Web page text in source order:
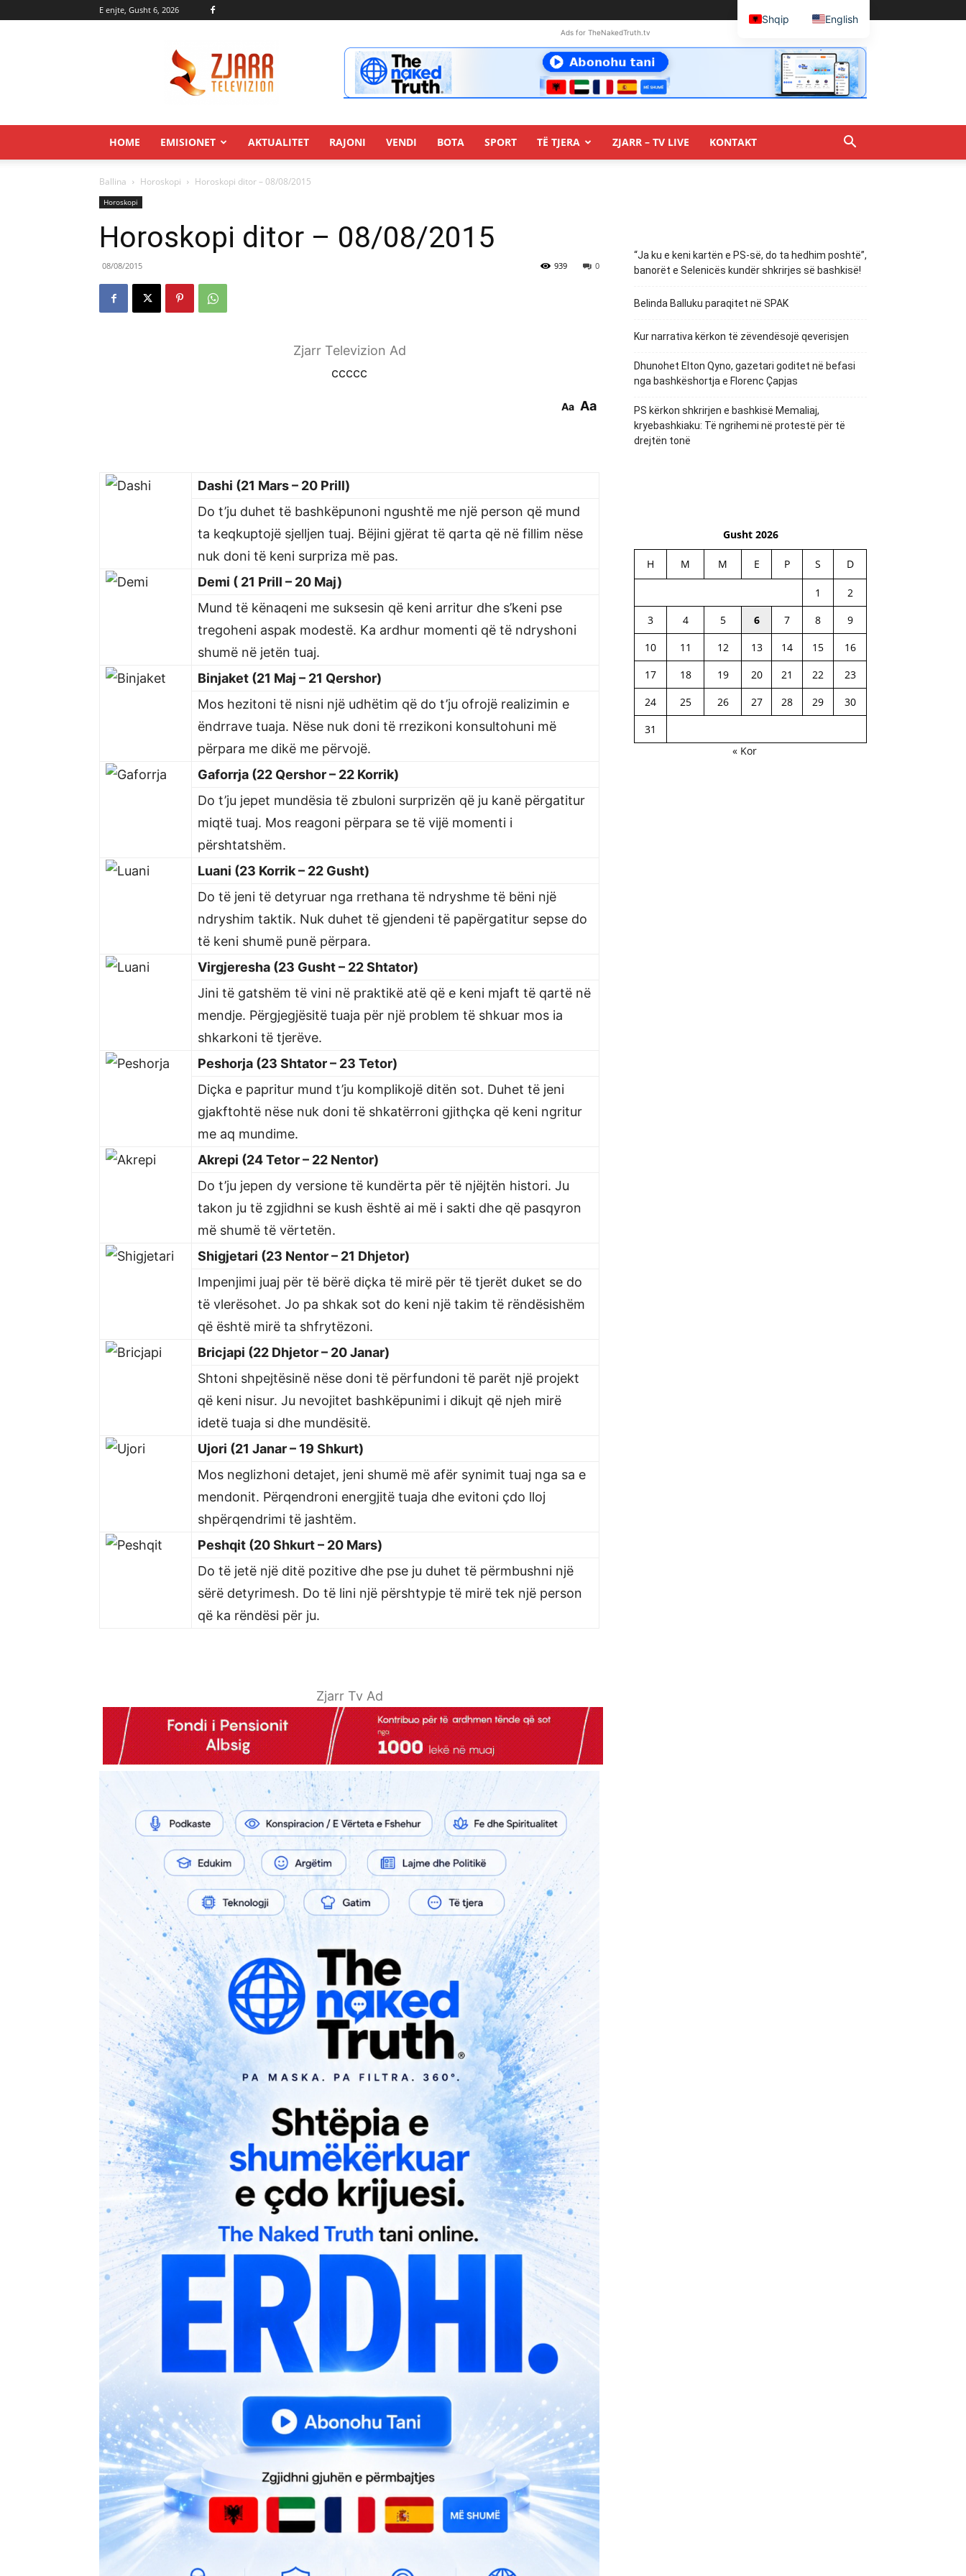
E enjte, Gusht 6, 2026
Ads for TheNakedTruth.tv
HOME EMISIONET AKTUALITET RAJONI VENDI BOTA SPORT TË TJERA ZJARR – TV LIVE KONTAKT
Ballina Horoskopi Horoskopi ditor – 08/08/2015
Horoskopi
Horoskopi ditor – 08/08/2015
08/08/2015 0
939
Zjarr Televizion Ad
ccccc
Aa Aa
Dashi (21 Mars – 20 Prill)
Do t’ju duhet të bashkëpunoni ngushtë me një person që mund
ta keqkuptojë sjelljen tuaj. Bëjini gjërat të qarta që në fillim nëse
nuk doni të keni surpriza më pas.
Demi ( 21 Prill – 20 Maj)
Mund të kënaqeni me suksesin që keni arritur dhe s’keni pse
tregoheni aspak modestë. Ka ardhur momenti që të ndryshoni
shumë në jetën tuaj.
Binjaket (21 Maj – 21 Qershor)
Mos hezitoni të nisni një udhëtim që do t’ju ofrojë realizimin e
ëndrrave tuaja. Nëse nuk doni të rrezikoni konsultohuni më
përpara me dikë me përvojë.
Gaforrja (22 Qershor – 22 Korrik)
Do t’ju jepet mundësia të zbuloni surprizën që ju kanë përgatitur
miqtë tuaj. Mos reagoni përpara se të vijë momenti i
përshtatshëm.
Luani (23 Korrik – 22 Gusht)
Do të jeni të detyruar nga rrethana të ndryshme të bëni një
ndryshim taktik. Nuk duhet të gjendeni të papërgatitur sepse do
të keni shumë punë përpara.
Virgjeresha (23 Gusht – 22 Shtator)
Jini të gatshëm të vini në praktikë atë që e keni mjaft të qartë në
mendje. Përgjegjësitë tuaja për një problem të shkuar mos ia
shkarkoni të tjerëve.
Peshorja (23 Shtator – 23 Tetor)
Diçka e papritur mund t’ju komplikojë ditën sot. Duhet të jeni
gjakftohtë nëse nuk doni të shkatërroni gjithçka që keni ngritur
me aq mundime.
Akrepi (24 Tetor – 22 Nentor)
Do t’ju jepen dy versione të kundërta për të njëjtën histori. Ju
takon ju të zgjidhni se kush është ai më i sakti dhe që pasqyron
më shumë të vërtetën.
Shigjetari (23 Nentor – 21 Dhjetor)
Impenjimi juaj për të bërë diçka të mirë për të tjerët duket se do
të vlerësohet. Jo pa shkak sot do keni një takim të rëndësishëm
që është mirë ta shfrytëzoni.
Bricjapi (22 Dhjetor – 20 Janar)
Shtoni shpejtësinë nëse doni të përfundoni të parët një projekt
që keni nisur. Ju nevojitet bashkëpunimi i dikujt që njeh mirë
idetë tuaja si dhe mundësitë.
Ujori (21 Janar – 19 Shkurt)
Mos neglizhoni detajet, jeni shumë më afër synimit tuaj nga sa e
mendonit. Përqendroni energjitë tuaja dhe evitoni çdo lloj
shpërqendrimi të jashtëm.
Peshqit (20 Shkurt – 20 Mars)
Do të jetë një ditë pozitive dhe pse ju duhet të përmbushni një
sërë detyrimesh. Do të lini një përshtypje të mirë tek një person
që ka rëndësi për ju.
Zjarr Tv Ad
“Ja ku e keni kartën e PS-së, do ta hedhim poshtë”,
banorët e Selenicës kundër shkrirjes së bashkisë!
Belinda Balluku paraqitet në SPAK
Kur narrativa kërkon të zëvendësojë qeverisjen
Dhunohet Elton Qyno, gazetari goditet në befasi
nga bashkëshortja e Florenc Çapjas
PS kërkon shkrirjen e bashkisë Memaliaj,
kryebashkiaku: Të ngrihemi në protestë për të
drejtën tonë
Gusht 2026
H M M E P S D
1
2
3
4 5 6 7 8
9
10
11 12 13 14 15
16
17
18 19 20 21 22
23
24
25 26 27 28 29
30
31
« Kor
Shqip English